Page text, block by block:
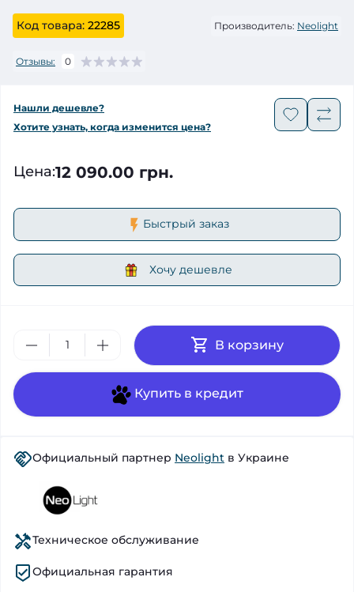
Код товара: 22285 Производитель: Neolight
Отзывы: 0
Нашли дешевле?
Хотите узнать, когда изменится цена?
Цена:12 090.00 грн.
Быстрый заказ
Хочу дешевле
В корзину
Купить в кредит
Официальный партнер Neolight в Украине
Техническое обслуживание
Официальная гарантия